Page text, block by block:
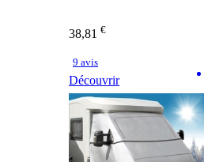
38,81 €
9 avis
Découvrir